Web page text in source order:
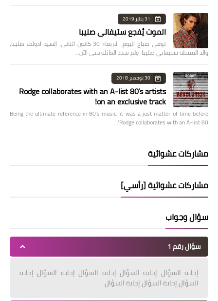
31 يناير 2019
الموت يُفجع ستيفاني صليبا
توفي صباح اليوم، الاربعاء 30 كانون الثاني، السيد ادولف صليبا،
والد الممثلة ستيفاني صليبا. ولم تحدد العائلة حتى الآن…
30 نوفمبر 2018
Rodge collaborates with an A-list 80’s artists
on an exclusive track!
Being the ultimate reference in 80’s music, it was a just matter of time before
Rodge collaborates with an A-list 80’…
مشاركات عشوائية
مشاركات عشوائية [رأسي]
سؤال وجواب
سؤال رقم 1
إجابة السؤال إجابة السؤال إجابة السؤال إجابة السؤال إجابة
السؤال إجابة السؤال إجابة السؤال